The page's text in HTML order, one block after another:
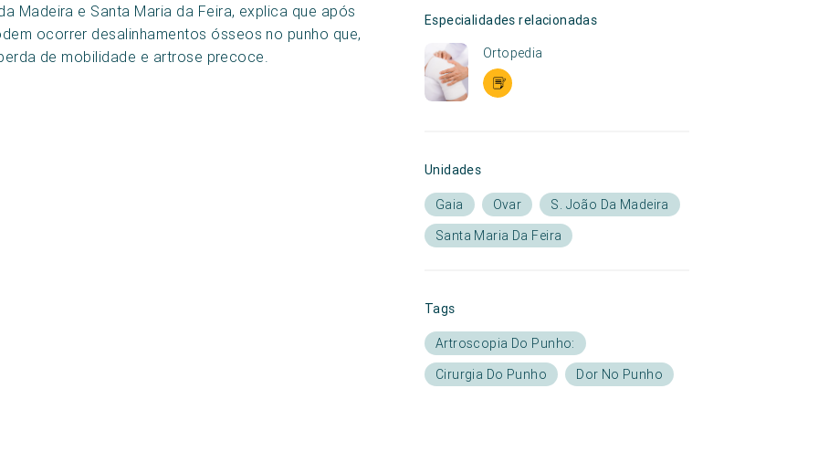
Madeira e Santa Maria da Feira, explica que após
ocorrer desalinhamentos ósseos no punho que,
de mobilidade e artrose precoce.
Especialidades relacionadas
Ortopedia
Unidades
Gaia Ovar
S. João Da Madeira
Santa Maria Da Feira
Tags
Artroscopia Do Punho:
Cirurgia Do Punho
Dor No Punho